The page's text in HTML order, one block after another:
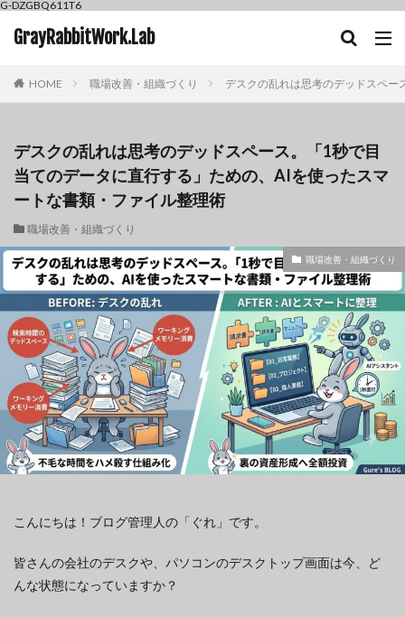
G-DZGBQ611T6
GrayRabbitWork.Lab
HOME 職場改善・組織づくり デスクの乱れは思考のデッドスペ
デスクの乱れは思考のデッドスペース。「1秒で目
当てのデータに直行する」ための、AIを使ったスマ
ートな書類・ファイル整理術
職場改善・組織づくり
職場改善・組織づくり
こんにちは！ブログ管理人の「ぐれ」です。
皆さんの会社のデスクや、パソコンのデスクトップ画面は今、ど
んな状態になっていますか？